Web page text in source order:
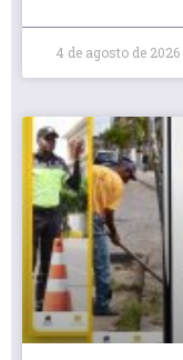
4 de agosto de 2026